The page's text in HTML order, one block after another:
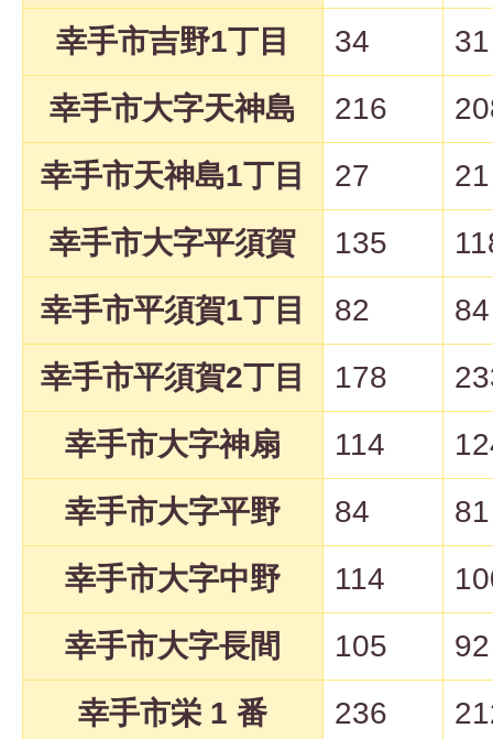
幸手市吉野1丁目
34
31
幸手市大字天神島
216
幸手市天神島1丁目
27
21
幸手市大字平須賀
135
幸手市平須賀1丁目
82
84
幸手市平須賀2丁目
178
幸手市大字神扇
114
幸手市大字平野
84
81
幸手市大字中野
114
幸手市大字長間
105
92
幸手市栄 1 番
236